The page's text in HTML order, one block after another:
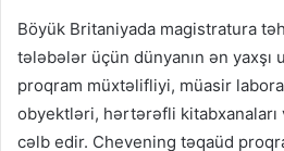
Böyük Britaniyada magistratura
tələbələr üçün dünyanın ən
proqram müxtəlifliyi, müasir
obyektləri, hərtərəfli kitabxanaları
cəlb edir. Chevening təqaüd